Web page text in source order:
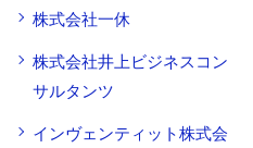
株式会社一休
株式会社井上ビジネスコン
サルタンツ
インヴェンティット株式会